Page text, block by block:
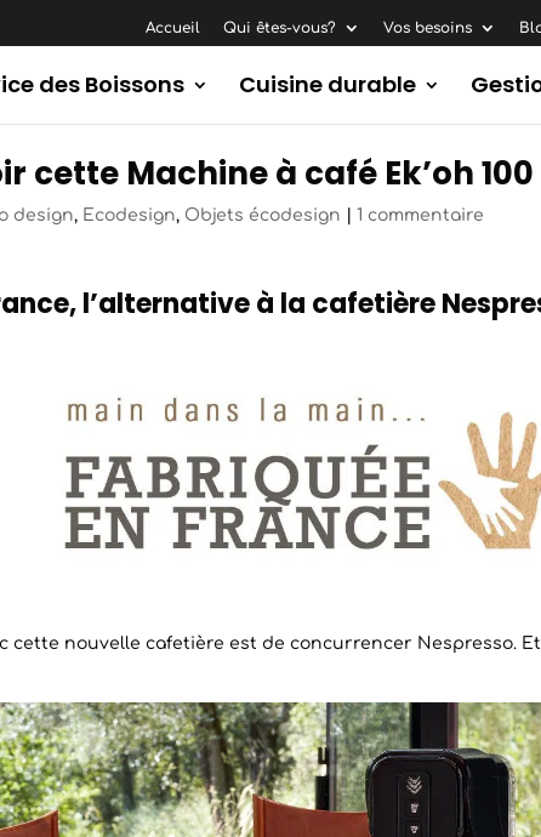
Accueil Qui êtes-vous? Vos besoins
des Boissons Cuisine durable
cette Machine à café Ek’oh
design, Ecodesign, Objets écodesign 1 commentaire
l’alternative à la cafetière
cette nouvelle cafetière est de concurrencer Nespresso.